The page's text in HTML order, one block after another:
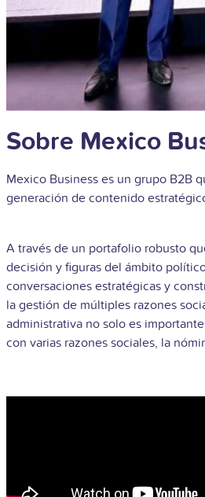
Sobre Mexico
Mexico Business es un grupo B2B
generación de contenido
A través de un portafolio robusto
decisión y figuras del ámbito
conversaciones estratégicas y
la gestión de múltiples razones
administrativa no solo es
con varias razones sociales, la